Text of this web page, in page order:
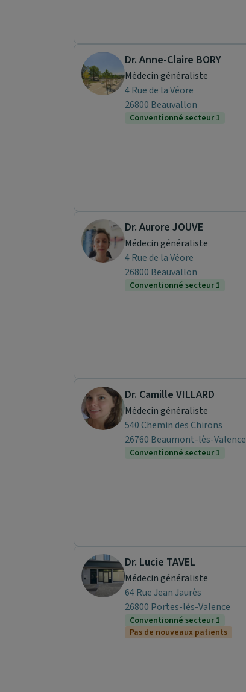
Dr. Anne-Claire BORY
Médecin généraliste
4 Rue de la Véore
26800 Beauvallon
Conventionné secteur 1
Dr. Aurore JOUVE
Médecin généraliste
4 Rue de la Véore
26800 Beauvallon
Conventionné secteur 1
Dr. Camille VILLARD
Médecin généraliste
540 Chemin des Chirons
26760 Beaumont-lès-Valence
Conventionné secteur 1
Dr. Lucie TAVEL
Médecin généraliste
64 Rue Jean Jaurès
26800 Portes-lès-Valence
Conventionné secteur 1
Pas de nouveaux patients